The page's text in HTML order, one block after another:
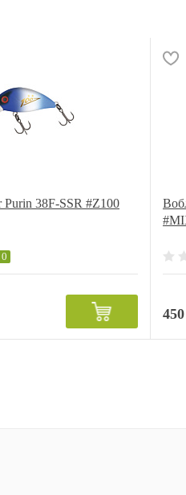
Purin 38F-SSR #Z100
0